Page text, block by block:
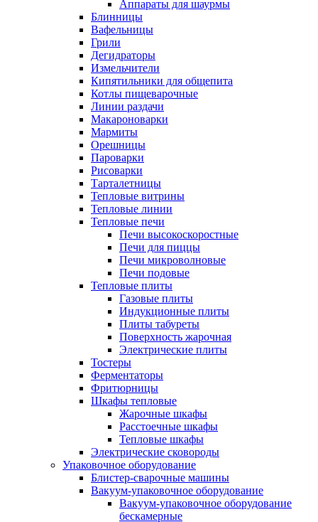
Аппараты для шаурмы
Блинницы
Вафельницы
Грили
Дегидраторы
Измельчители
Кипятильники для общепита
Котлы пищеварочные
Линии раздачи
Макароноварки
Мармиты
Орешницы
Пароварки
Рисоварки
Тарталетницы
Тепловые витрины
Тепловые линии
Тепловые печи
Печи высокоскоростные
Печи для пиццы
Печи микроволновые
Печи подовые
Тепловые плиты
Газовые плиты
Индукционные плиты
Плиты табуреты
Поверхность жарочная
Электрические плиты
Тостеры
Ферментаторы
Фритюрницы
Шкафы тепловые
Жарочные шкафы
Расстоечные шкафы
Тепловые шкафы
Электрические сковороды
Упаковочное оборудование
Блистер-сварочные машины
Вакуум-упаковочное оборудование
Вакуум-упаковочное оборудование
беcкамерные